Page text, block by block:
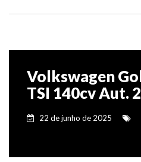
Volkswagen
TSI 140cv Aut.
22 de junho de 2025